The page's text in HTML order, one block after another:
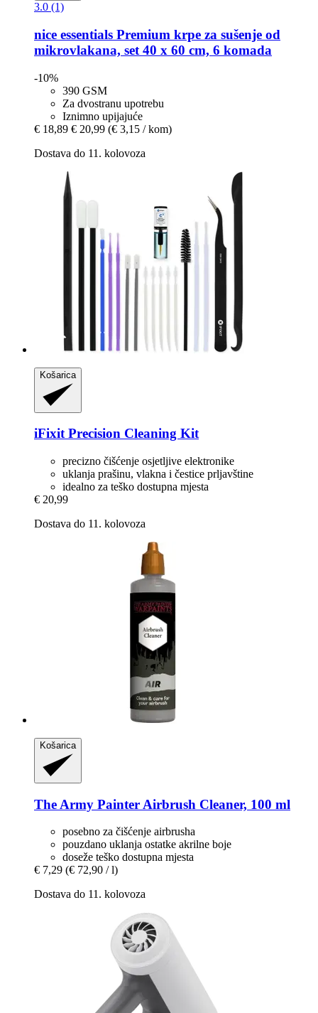
3.0 (1)
nice essentials Premium krpe za sušenje od
mikrovlakana, set 40 x 60 cm, 6 komada
-10%
390 GSM
Za dvostranu upotrebu
Iznimno upijajuće
€ 18,89 € 20,99 (€ 3,15 / kom)
Dostava do 11. kolovoza
Košarica
iFixitPrecision Cleaning Kit
precizno čišćenje osjetljive elektronike
uklanja prašinu, vlakna i čestice prljavštine
idealno za teško dostupna mjesta
€ 20,99
Dostava do 11. kolovoza
Košarica
The Army Painter Airbrush Cleaner, 100 ml
posebno za čišćenje airbrusha
pouzdano uklanja ostatke akrilne boje
doseže teško dostupna mjesta
€ 7,29 (€ 72,90 / l)
Dostava do 11. kolovoza